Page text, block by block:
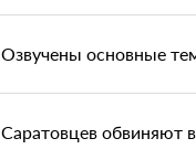
Озвучены основные
Саратовцев обвиняют